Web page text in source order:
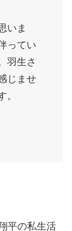
いま
ってい
羽生さ
じませ
。
平の私生活